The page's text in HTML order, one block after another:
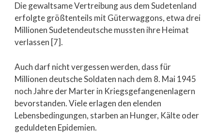
Die gewaltsame Vertreibung aus dem Sudetenland
erfolgte größtenteils mit Güterwaggons, etwa drei
Millionen Sudetendeutsche mussten ihre Heimat
verlassen [7].
Auch darf nicht vergessen werden, dass für
Millionen deutsche Soldaten nach dem 8. Mai 1945
noch Jahre der Marter in Kriegsgefangenenlagern
bevorstanden. Viele erlagen den elenden
Lebensbedingungen, starben an Hunger, Kälte oder
geduldeten Epidemien.